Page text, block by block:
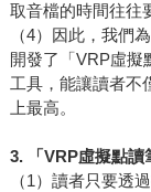
取音檔的時間往往
（4）因此，我們
開發了「VRP虛擬
工具，能讓讀者不
上最高。
3.
「VRP虛擬點
（1）讀者只要透